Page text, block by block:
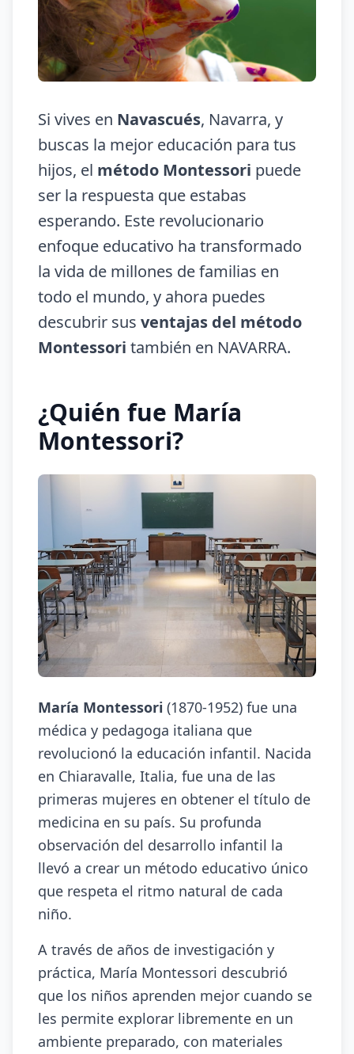
Si vives en Navascués, Navarra, y
buscas la mejor educación para tus
hijos, el método Montessori puede
ser la respuesta que estabas
esperando. Este revolucionario
enfoque educativo ha transformado
la vida de millones de familias en
todo el mundo, y ahora puedes
descubrir sus ventajas del método
Montessori también en NAVARRA.
¿Quién fue María
Montessori?
María Montessori (1870-1952) fue una
médica y pedagoga italiana que
revolucionó la educación infantil. Nacida
en Chiaravalle, Italia, fue una de las
primeras mujeres en obtener el título de
medicina en su país. Su profunda
observación del desarrollo infantil la
llevó a crear un método educativo único
que respeta el ritmo natural de cada
niño.
A través de años de investigación y
práctica, María Montessori descubrió
que los niños aprenden mejor cuando se
les permite explorar libremente en un
ambiente preparado, con materiales